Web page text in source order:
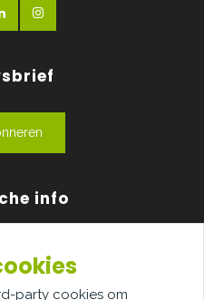
info
ons
party cookies om